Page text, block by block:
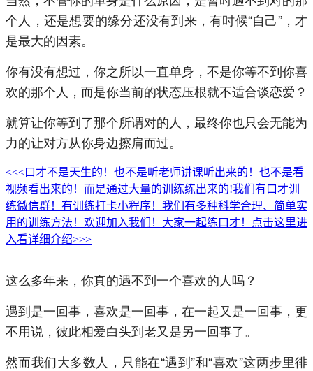
个人，还是想要的缘分还没有到来，有时候“自己”，才
是最大的因素。
你有没有想过，你之所以一直单身，不是你等不到你喜
欢的那个人，而是你当前的状态压根就不适合谈恋爱？
就算让你等到了那个所谓对的人，最终你也只会无能为
力的让对方从你身边擦肩而过。
<<<口才不是天生的！也不是听老师讲课听出来的！也不是看
视频看出来的！而是通过大量的训练练出来的!我们有口才训
练微信群！有训练打卡小程序！我们有多种科学合理、简单实
用的训练方法！欢迎加入我们！大家一起练口才！点击这里进
入看详细介绍>>>
这么多年来，你真的遇不到一个喜欢的人吗？
遇到是一回事，喜欢是一回事，在一起又是一回事，更
不用说，彼此相爱白头到老又是另一回事了。
然而我们大多数人，只能在“遇到”和“喜欢”这两步里徘